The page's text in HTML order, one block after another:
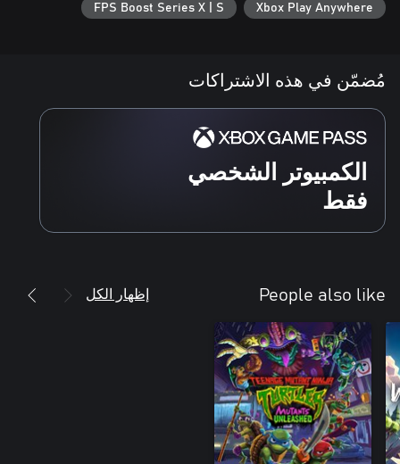
Xbox Play Anywhere
FPS Boost Series X | S
مُضمّن في هذه الاشتراكات
الكمبيوتر الشخصي
فقط
People also like إظهار الكل